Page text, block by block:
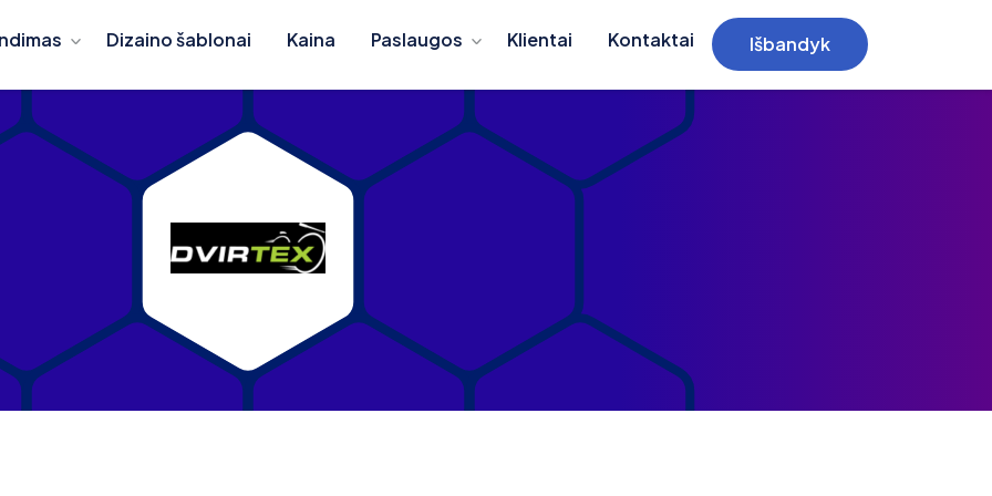
Dizaino šablonai Kaina Paslaugos Klientai Kontaktai Išbandyk